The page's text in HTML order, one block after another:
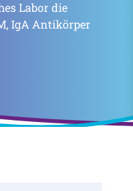
Labor die
IgA Antikörper